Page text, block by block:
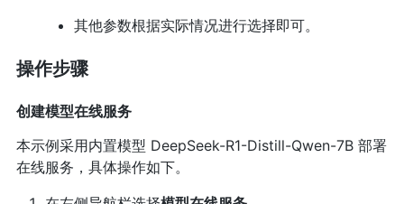
其他参数根据实际情况进行选择即可。
操作步骤
创建模型在线服务
本示例采用内置模型 DeepSeek-R1-Distill-Qwen-7B 部署
在线服务，具体操作如下。